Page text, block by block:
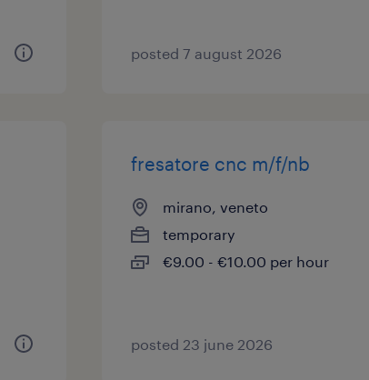
posted 7 august 2026
fresatore cnc m/f/nb
mirano, veneto
temporary
€9.00 - €10.00 per hour
posted 23 june 2026